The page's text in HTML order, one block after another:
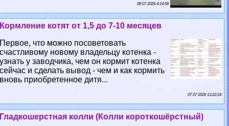
08 07 2026 4:14:58
Кормление котят от 1,5 до 7-10 месяцев
Первое, что можно посоветовать
счастливому новому владельцу котенка -
узнать у заводчика, чем он кормит котенка
сейчас и сделать вывод - чем и как кормить
вновь приобретенное дитя...
07 07 2026 13:22:24
Гладкошерстная колли (Колли короткошёрстный)